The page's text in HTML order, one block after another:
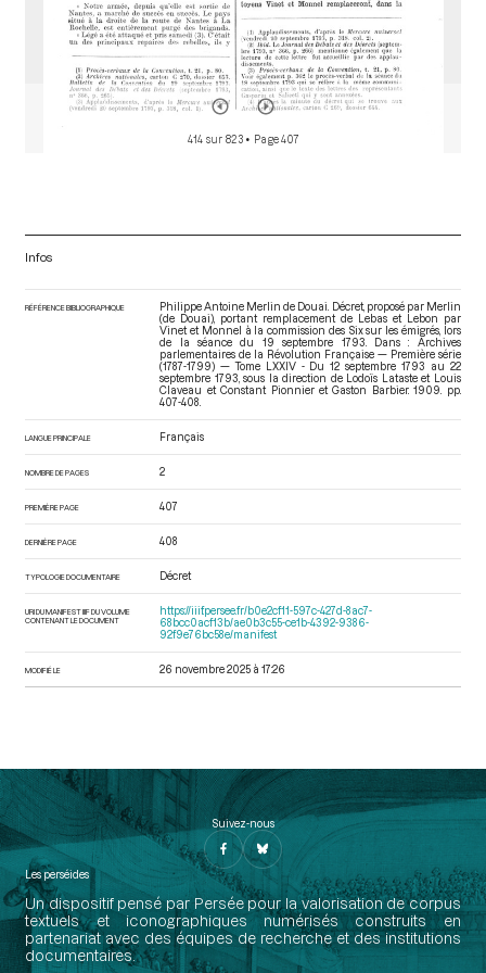
414 sur 823 • Page 407
Infos
RÉFÉRENCE BIBLIOGRAPHIQUE
Philippe Antoine Merlin de Douai. Décret, proposé par Merlin
(de Douai), portant remplacement de Lebas et Lebon par
Vinet et Monnel à la commission des Six sur les émigrés, lors
de la séance du 19 septembre 1793. Dans : Archives
parlementaires de la Révolution Française — Première série
(1787-1799) — Tome LXXIV - Du 12 septembre 1793 au 22
septembre 1793 , sous la direction de Lodoïs Lataste et Louis
Claveau et Constant Pionnier et Gaston Barbier. 1909. pp.
407-408.
LANGUE PRINCIPALE Français
NOMBRE DE PAGES 2
PREMIÈRE PAGE 407
DERNIÈRE PAGE 408
TYPOLOGIE DOCUMENTAIRE Décret
URI DU MANIFEST IIIF DU VOLUME
CONTENANT LE DOCUMENT
https://iiif.persee.fr/b0e2cf11-597c-427d-8ac7-
68bcc0acf13b/ae0b3c55-ce1b-4392-9386-
92f9e76bc58e/manifest
MODIFIÉ LE 26 novembre 2025 à 17:26
Suivez-nous
Les perséides
Un dispositif pensé par Persée pour la valorisation de corpus
textuels et iconographiques numérisés construits en
partenariat avec des équipes de recherche et des institutions
documentaires.